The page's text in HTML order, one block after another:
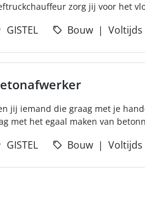
zorg jij voor het
GISTEL Bouw Voltijds
jij iemand die graag met je
met het egaal maken van
GISTEL Bouw Voltijds